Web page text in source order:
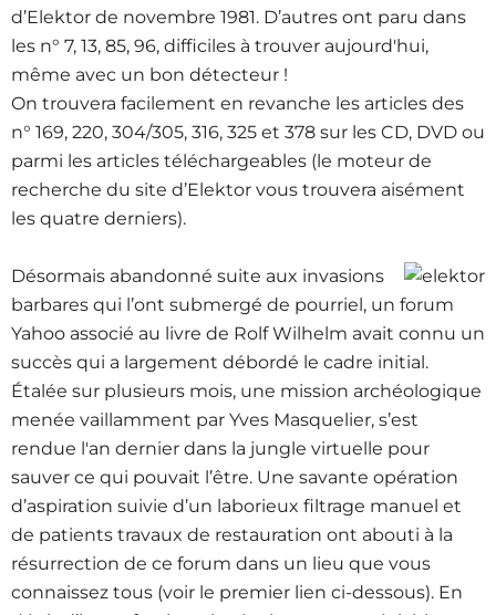
d’Elektor de novembre 1981. D’autres ont paru dans
les n° 7, 13, 85, 96, difficiles à trouver aujourd'hui,
même avec un bon détecteur !
On trouvera facilement en revanche les articles des
n° 169, 220, 304/305, 316, 325 et 378 sur les CD, DVD ou
parmi les articles téléchargeables (le moteur de
recherche du site d’Elektor vous trouvera aisément
les quatre derniers).
Désormais abandonné suite aux invasions
barbares qui l’ont submergé de pourriel, un forum
Yahoo associé au livre de Rolf Wilhelm avait connu un
succès qui a largement débordé le cadre initial.
Étalée sur plusieurs mois, une mission archéologique
menée vaillamment par Yves Masquelier, s’est
rendue l'an dernier dans la jungle virtuelle pour
sauver ce qui pouvait l’être. Une savante opération
d’aspiration suivie d’un laborieux filtrage manuel et
de patients travaux de restauration ont abouti à la
résurrection de ce forum dans un lieu que vous
connaissez tous (voir le premier lien ci-dessous). En